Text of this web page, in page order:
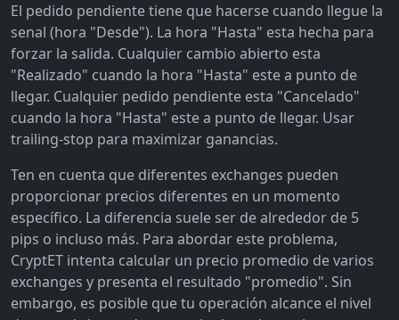
El pedido pendiente tiene que hacerse cuando llegue la
senal (hora "Desde"). La hora "Hasta" esta hecha para
forzar la salida. Cualquier cambio abierto esta
"Realizado" cuando la hora "Hasta" este a punto de
llegar. Cualquier pedido pendiente esta "Cancelado"
cuando la hora "Hasta" este a punto de llegar. Usar
trailing-stop para maximizar ganancias.
Ten en cuenta que diferentes exchanges pueden
proporcionar precios diferentes en un momento
específico. La diferencia suele ser de alrededor de 5
pips o incluso más. Para abordar este problema,
CryptET intenta calcular un precio promedio de varios
exchanges y presenta el resultado "promedio". Sin
embargo, es posible que tu operación alcance el nivel